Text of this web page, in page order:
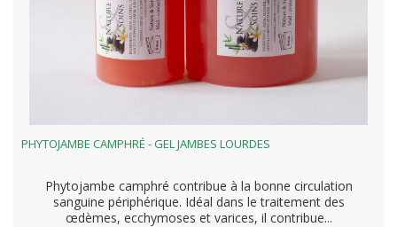
PHYTOJAMBE CAMPHRÉ - GEL JAMBES LOURDES
Phytojambe camphré contribue à la bonne circulation
sanguine périphérique. Idéal dans le traitement des
œdèmes, ecchymoses et varices, il contribue...